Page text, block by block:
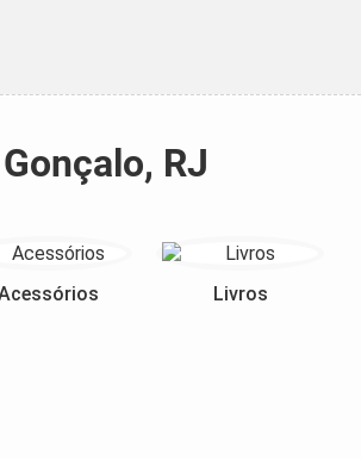
RJ
Livros